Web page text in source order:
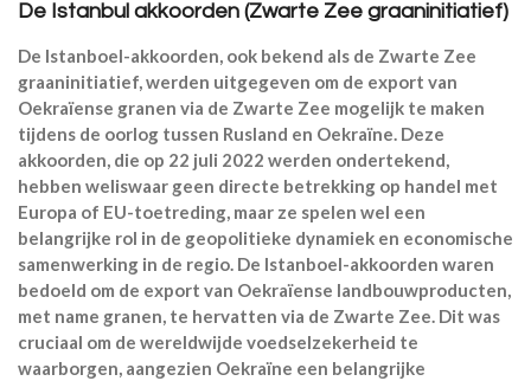
De Istanbul akkoorden (Zwarte Zee graaninitiatief)
De Istanboel-akkoorden, ook bekend als de Zwarte Zee
graaninitiatief, werden uitgegeven om de export van
Oekraïense granen via de Zwarte Zee mogelijk te maken
tijdens de oorlog tussen Rusland en Oekraïne. Deze
akkoorden, die op 22 juli 2022 werden ondertekend,
hebben weliswaar geen directe betrekking op handel met
Europa of EU-toetreding, maar ze spelen wel een
belangrijke rol in de geopolitieke dynamiek en economische
samenwerking in de regio. De Istanboel-akkoorden waren
bedoeld om de export van Oekraïense landbouwproducten,
met name granen, te hervatten via de Zwarte Zee. Dit was
cruciaal om de wereldwijde voedselzekerheid te
waarborgen, aangezien Oekraïne een belangrijke